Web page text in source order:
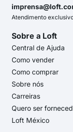
Atendimento
Sobre a Loft
Central de Ajuda
Como vender
Como comprar
Sobre nós
Carreiras
Quero ser
Loft México